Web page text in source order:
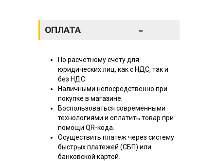
ОПЛАТА -
По расчетному счету для
юридических лиц, как с НДС, так и
без НДС.
Наличными непосредственно при
покупке в магазине.
Воспользоваться современными
технологиями и оплатить товар при
помощи QR-кода.
Осуществить платеж через систему
быстрых платежей (СБП) или
банковской картой.